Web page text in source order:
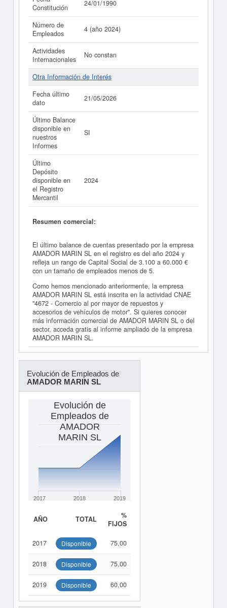
Constitución
24/01/1990
Número de
Empleados
4 (año 2024)
Actividades
Internacionales
No constan
Otra Información de Interés
Fecha último
dato
21/05/2026
Último Balance
disponible en
nuestros
Informes
SI
Último
Depósito
disponible en
el Registro
Mercantil
2024
Resumen comercial:
El último balance de cuentas presentado por la empresa
AMADOR MARIN SL en el registro es del año 2024 y
refleja un rango de Capital Social de 3.100 a 60.000 €
con un tamaño de empleados menos de 5.
Como hemos mencionado anteriormente, la empresa
AMADOR MARIN SL está inscrita en la actividad CNAE
"4672 - Comercio al por mayor de repuestos y
accesorios de vehículos de motor". Si quieres conocer
más información comercial de AMADOR MARIN SL o del
sector, acceda gratis al informe ampliado de la empresa
AMADOR MARIN SL.
Evolución de Empleados de
AMADOR MARIN SL
Evolución de
Empleados de
AMADOR
MARIN SL
2017 2018 2019
AÑO TOTAL
%
FIJOS
2017 Disponible 75,00
2018 Disponible 75,00
2019 Disponible 60,00